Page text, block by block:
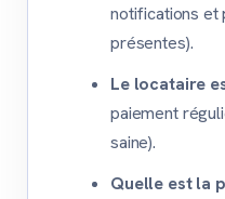
notifications et
présentes).
Le locataire
paiement
saine).
Quelle est la